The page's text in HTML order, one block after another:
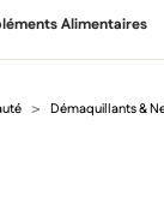
PRODUITS
Alimentaires
Démaquillants &